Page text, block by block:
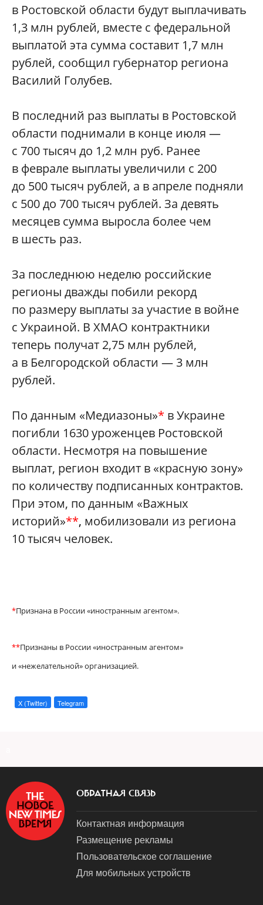
в Ростовской области будут выплачивать
1,3 млн рублей, вместе с федеральной
выплатой эта сумма составит 1,7 млн
рублей, сообщил губернатор региона
Василий Голубев.
В последний раз выплаты в Ростовской
области поднимали в конце июля —
с 700 тысяч до 1,2 млн руб. Ранее
в феврале выплаты увеличили с 200
до 500 тысяч рублей, а в апреле подняли
с 500 до 700 тысяч рублей. За девять
месяцев сумма выросла более чем
в шесть раз.
За последнюю неделю российские
регионы дважды побили рекорд
по размеру выплаты за участие в войне
с Украиной. В ХМАО контрактники
теперь получат 2,75 млн рублей,
а в Белгородской области — 3 млн
рублей.
По данным «Медиазоны»* в Украине
погибли 1630 уроженцев Ростовской
области. Несмотря на повышение
выплат, регион входит в «красную зону»
по количеству подписанных контрактов.
При этом, по данным «Важных
историй»**, мобилизовали из региона
10 тысяч человек.
*Признана в России «иностранным агентом».
**Признаны в России «иностранным агентом»
и «нежелательной» организацией.
X (Twitter) Telegram
ОБРАТНАЯ СВЯЗЬ
Контактная информация
Размещение рекламы
Пользовательское соглашение
Для мобильных устройств